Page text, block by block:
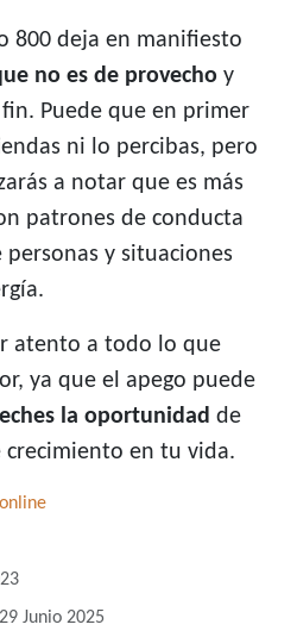
800 deja en manifiesto
no es de provecho y
Puede que en primer
ni lo percibas, pero
a notar que es más
patrones de conducta
y situaciones
atento a todo lo que
ya que el apego puede
la oportunidad de
en tu vida.
Junio 2025